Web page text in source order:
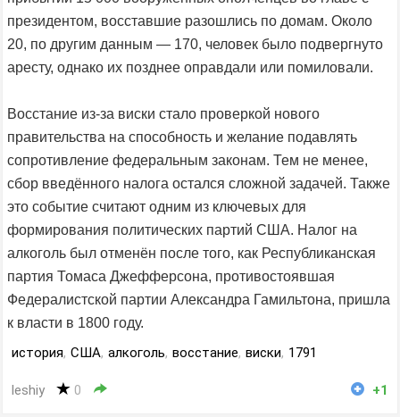
президентом, восставшие разошлись по домам. Около
20, по другим данным — 170, человек было подвергнуто
аресту, однако их позднее оправдали или помиловали.
Восстание из-за виски стало проверкой нового
правительства на способность и желание подавлять
сопротивление федеральным законам. Тем не менее,
сбор введённого налога остался сложной задачей. Также
это событие считают одним из ключевых для
формирования политических партий США. Налог на
алкоголь был отменён после того, как Республиканская
партия Томаса Джефферсона, противостоявшая
Федералистской партии Александра Гамильтона, пришла
к власти в 1800 году.
история, США, алкоголь, восстание, виски, 1791
leshiy 0 +1